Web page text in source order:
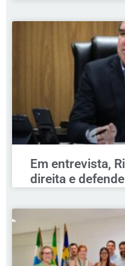
Em entrevista,
direita e